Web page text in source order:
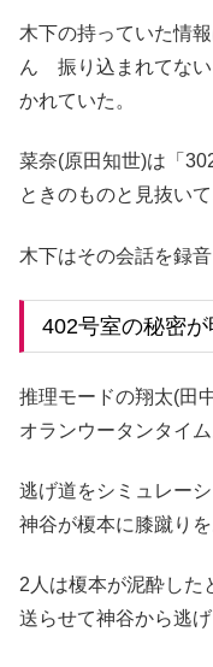
木下の持っていた情
ん 振り込まれてな
かれていた。
菜奈(原田知世)は「
ときのものと見抜い
木下はその会話を録音
402号室の秘密
推理モードの翔太(田
オランウータンタイム
逃げ道をシミュレー
神谷が榎本に膝蹴り
2人は榎本が泥酔した
送らせて神谷から逃げ